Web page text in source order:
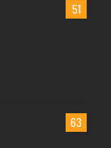
51
63